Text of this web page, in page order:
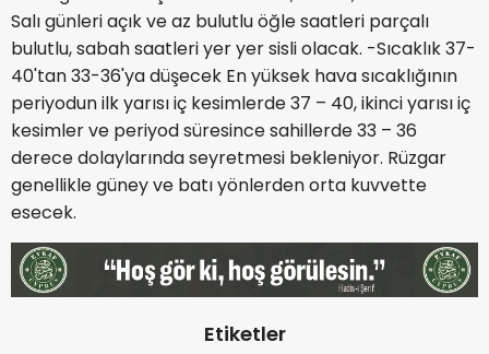
Salı günleri açık ve az bulutlu öğle saatleri parçalı
bulutlu, sabah saatleri yer yer sisli olacak. -Sıcaklık 37-
40'tan 33-36'ya düşecek En yüksek hava sıcaklığının
periyodun ilk yarısı iç kesimlerde 37 – 40, ikinci yarısı iç
kesimler ve periyod süresince sahillerde 33 – 36
derece dolaylarında seyretmesi bekleniyor. Rüzgar
genellikle güney ve batı yönlerden orta kuvvette
esecek.
Etiketler